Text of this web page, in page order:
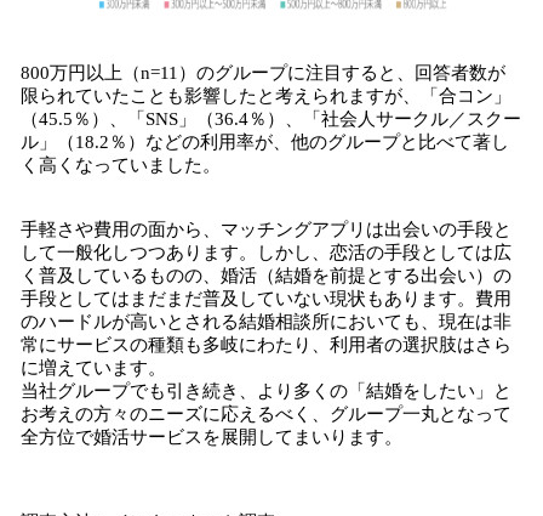
800万円以上（n=11）のグループに注目すると、回答者数が
限られていたことも影響したと考えられますが、「合コン」
（45.5％）、「SNS」（36.4％）、「社会人サークル／スクー
ル」（18.2％）などの利用率が、他のグループと比べて著し
く高くなっていました。
手軽さや費用の面から、マッチングアプリは出会いの手段と
して一般化しつつあります。しかし、恋活の手段としては広
く普及しているものの、婚活（結婚を前提とする出会い）の
手段としてはまだまだ普及していない現状もあります。費用
のハードルが高いとされる結婚相談所においても、現在は非
常にサービスの種類も多岐にわたり、利用者の選択肢はさら
に増えています。
当社グループでも引き続き、より多くの「結婚をしたい」と
お考えの方々のニーズに応えるべく、グループ一丸となって
全方位で婚活サービスを展開してまいります。